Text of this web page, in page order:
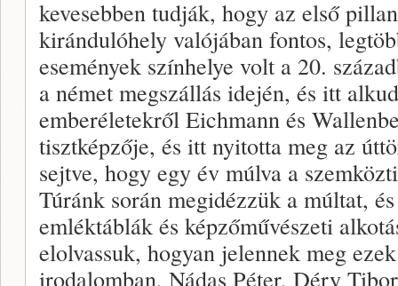
kevesebben tudják, hogy az első
kirándulóhely valójában fontos,
események színhelye volt a 20.
a német megszállás idején, és itt
emberéletekről Eichmann és
tisztképzője, és itt nyitotta meg az
sejtve, hogy egy év múlva a
Túránk során megidézzük a múltat,
emléktáblák és képzőművészeti
elolvassuk, hogyan jelennek meg
irodalomban, Nádas Péter, Déry